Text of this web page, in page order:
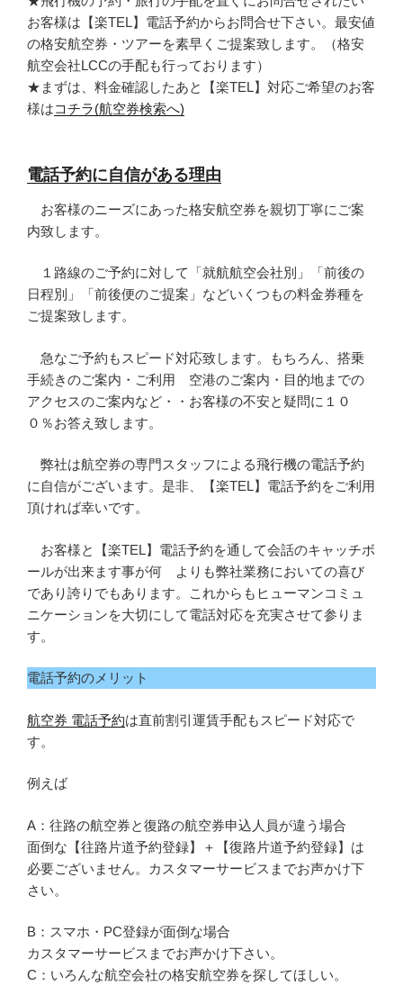
お客様は【楽TEL】電話予約からお問合せ下さい。最安値
の格安航空券・ツアーを素早くご提案致します。（格安
航空会社LCCの手配も行っております）
★まずは、料金確認したあと【楽TEL】対応ご希望のお客
様はコチラ(航空券検索へ)
電話予約に自信がある理由
お客様のニーズにあった格安航空券を親切丁寧にご案
内致します。
１路線のご予約に対して「就航航空会社別」「前後の
日程別」「前後便のご提案」などいくつもの料金券種を
ご提案致します。
急なご予約もスピード対応致します。もちろん、搭乗
手続きのご案内・ご利用 空港のご案内・目的地までの
アクセスのご案内など・・お客様の不安と疑問に１０
０％お答え致します。
弊社は航空券の専門スタッフによる飛行機の電話予約
に自信がございます。是非、【楽TEL】電話予約をご利用
頂ければ幸いです。
お客様と【楽TEL】電話予約を通して会話のキャッチボ
ールが出来ます事が何 よりも弊社業務においての喜び
であり誇りでもあります。これからもヒューマンコミュ
ニケーションを大切にして電話対応を充実させて参りま
す。
電話予約のメリット
航空券 電話予約は直前割引運賃手配もスピード対応で
す。
例えば
A：往路の航空券と復路の航空券申込人員が違う場合
面倒な【往路片道予約登録】＋【復路片道予約登録】は
必要ございません。カスタマーサービスまでお声かけ下
さい。
B：スマホ・PC登録が面倒な場合
カスタマーサービスまでお声かけ下さい。
C：いろんな航空会社の格安航空券を探してほしい。